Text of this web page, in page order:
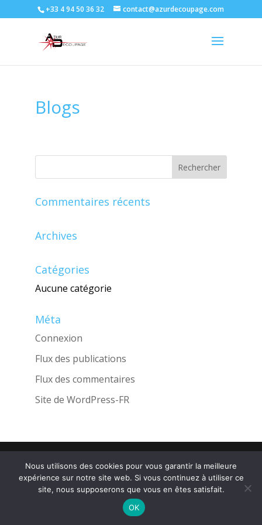
+33 4 94 50 36 32 contact@azurdecoupage.com
Blogs
Commentaires récents
Archives
Catégories
Aucune catégorie
Méta
Connexion
Flux des publications
Flux des commentaires
Site de WordPress-FR
Nous utilisons des cookies pour vous garantir la meilleure
expérience sur notre site web. Si vous continuez à utiliser ce
site, nous supposerons que vous en êtes satisfait.
OK